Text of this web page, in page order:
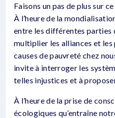
Faisons un pas de plus sur
À l’heure de la
entre les différentes parties
multiplier les alliances et
causes de pauvreté chez
invite à interroger les
telles injustices et à
À l’heure de la prise de
écologiques qu’entraîne